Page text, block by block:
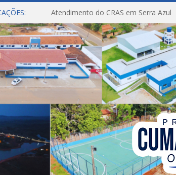
Atendimento do CRAS em Serra Azul